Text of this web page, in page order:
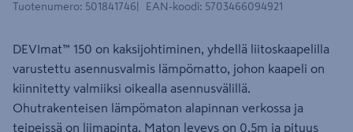
Tuotenumero: 501841746 EAN-koodi: 5703466094921
DEVImat™ 150 on kaksijohtiminen, yhdellä liitoskaapelilla
varustettu asennusvalmis lämpömatto, johon kaapeli on
kiinnitetty valmiiksi oikealla asennusvälillä.
Ohutrakenteisen lämpömaton alapinnan verkossa ja
teipeissä on liimapinta. Maton leveys on 0,5m ja pituus